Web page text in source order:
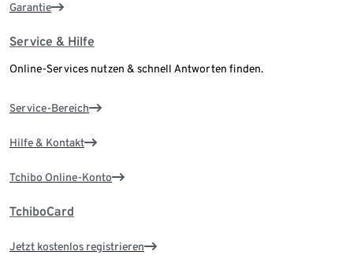
Garantie
Service & Hilfe
Online-Services nutzen & schnell Antworten finden.
Service-Bereich
Hilfe & Kontakt
Tchibo Online-Konto
TchiboCard
Jetzt kostenlos registrieren